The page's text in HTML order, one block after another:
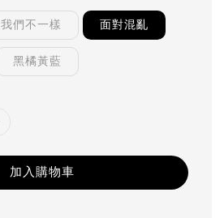
我們不一樣 面對混亂
黑橘黃藍
加入購物車